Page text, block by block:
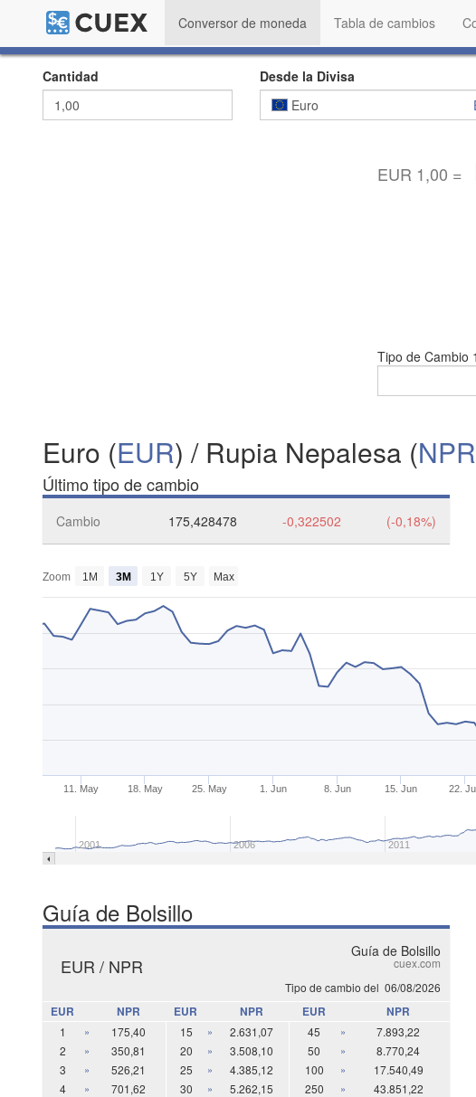
Conversor de moneda Tabla de cambios
Cantidad
Desde la Divisa
Euro
EUR 1,00 =
Tipo de Cambio
Euro (EUR) / Rupia Nepalesa (NPR
Último tipo de cambio
Cambio 175,428478 -0,322502 (-0,18%)
11. May 18. May 25. May 1. Jun 8. Jun 15. Jun 22.
Zoom 1M 3M 1Y 5Y Max
2001 2006 2011
Guía de Bolsillo
Guía de Bolsillo
cuex.com
Tipo de cambio del 06/08/2026
EUR / NPR
EUR NPR EUR NPR EUR NPR
1 » 175,40 15 » 2.631,07 45 »
7.893,22
2
» 350,81 20 » 3.508,10 50 »
8.770,24
3
» 526,21 25 » 4.385,12 100 »
17.540,49
4
» 701,62 30 » 5.262,15 250 »
43.851,22